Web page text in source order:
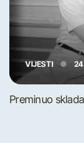
VIJESTI
Preminuo